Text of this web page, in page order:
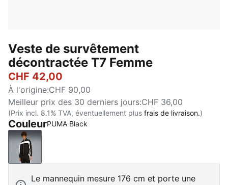
Veste de survêtement
décontractée T7 Femme
CHF 42,00
À l'origine:CHF 90,00
Meilleur prix des 30 derniers jours:CHF 36,00
(Prix incl. 8.1% TVA, éventuellement plus frais de livraison.)
CouleurPUMA Black
PUMA Black
Le mannequin mesure 176 cm et porte une